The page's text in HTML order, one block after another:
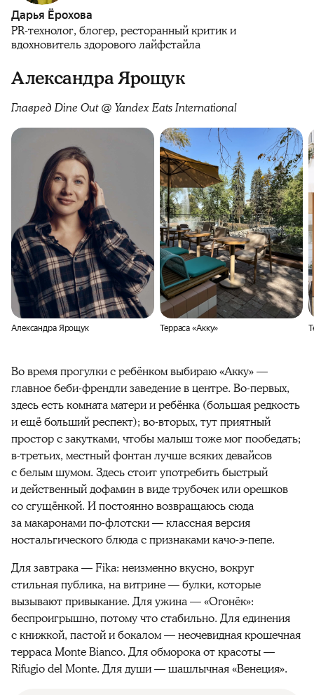
Дарья Ёрохова
PR-технолог, блогер, ресторанный критик и
вдохновитель здорового лайфстайла
Александра Ярощук
Главред Dine Out @ Yandex Eats International
Александра Ярощук Терраса «Акку»
Во время прогулки с ребёнком выбираю «Акку» —
главное беби-френдли заведение в центре. Во-первых,
здесь есть комната матери и ребёнка (большая редкость
и ещё больший респект); во-вторых, тут приятный
простор с закутками, чтобы малыш тоже мог пообедать;
в-третьих, местный фонтан лучше всяких девайсов
с белым шумом. Здесь стоит употребить быстрый
и действенный дофамин в виде трубочек или орешков
со сгущёнкой. И постоянно возвращаюсь сюда
за макаронами по-флотски — классная версия
ностальгического блюда с признаками качо-э-пепе.
Для завтрака — Fika: неизменно вкусно, вокруг
стильная публика, на витрине — булки, которые
вызывают привыкание. Для ужина — «Огонёк»:
беспроигрышно, потому что стабильно. Для единения
с книжкой, пастой и бокалом — неочевидная крошечная
терраса Monte Bianco. Для обморока от красоты —
Rifugio del Monte. Для души — шашлычная «Венеция».